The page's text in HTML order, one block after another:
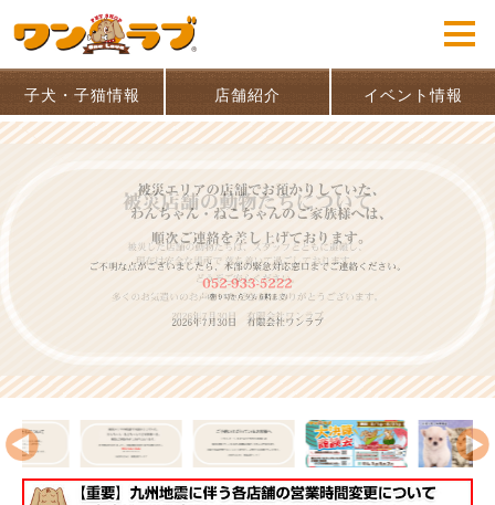
子犬・子猫情報 店舗紹介 イベント情報